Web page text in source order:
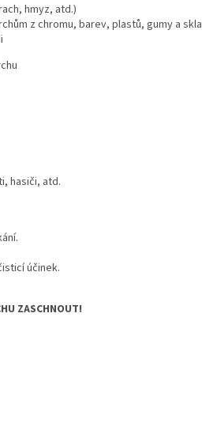
hmyz, atd.)
z chromu, barev, plastů, gumy a skla
hasiči, atd.
účinek.
ZASCHNOUT!